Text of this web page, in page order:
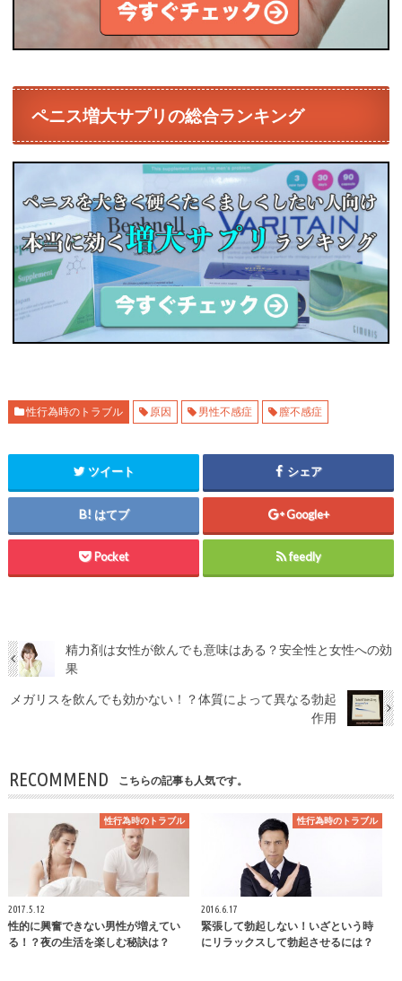
ペニス増大サプリの総合ランキング
性行為時のトラブル 原因 男性不感症 膣不感症
ツイート シェア
はてブ Google+
Pocket feedly
精力剤は女性が飲んでも意味はある？安全性と女性への効
果
メガリスを飲んでも効かない！？体質によって異なる勃起
作用
RECOMMEND こちらの記事も人気です。
性行為時のトラブル
2017.5.12
性的に興奮できない男性が増えてい
る！？夜の生活を楽しむ秘訣は？
性行為時のトラブル
2016.6.17
緊張して勃起しない！いざという時
にリラックスして勃起させるには？